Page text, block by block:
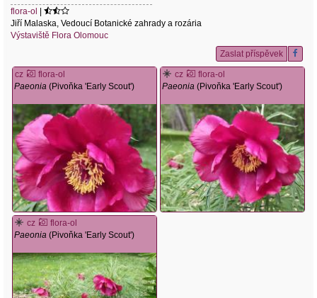
flora-ol
Jiří Malaska, Vedoucí Botanické zahrady a rozária
Výstaviště Flora Olomouc
Zaslat příspěvek
cz
flora-ol
Paeonia (Pivoňka 'Early Scout')
cz
flora-ol
Paeonia (Pivoňka 'Early Scout')
cz
flora-ol
Paeonia (Pivoňka 'Early Scout')